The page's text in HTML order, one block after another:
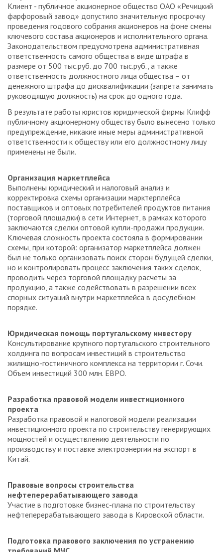
Клиент - публичное акционерное общество ОАО «Речицкий
фарфоровый завод» допустило значительную просрочку
проведения годового собрания акционеров на фоне смены
ключевого состава акционеров и исполнительного органа.
Законодательством предусмотрена административная
ответственность самого общества в виде штрафа в
размере от 500 тыс.руб. до 700 тыс.руб., а также
ответственность должностного лица общества – от
денежного штрафа до дисквалификации (запрета занимать
руководящую должность) на срок до одного года.
В результате работы юристов юридической фирмы Клифф
публичному акционерному обществу было вынесено только
предупреждение, никакие иные меры административной
ответственности к обществу или его должностному лицу
применены не были.
Организация маркетплейса
Выполнены юридический и налоговый анализ и
корректировка схемы организации марктерплейса
поставщиков и оптовых потребителей продуктов питания
(торговой площадки) в сети Интернет, в рамках которого
заключаются сделки оптовой купли-продажи продукции.
Ключевая сложность проекта состояла в формировании
схемы, при которой: организатор маркетплейса должен
был не только организовать поиск сторон будущей сделки,
но и контролировать процесс заключения таких сделок,
проводить через торговой площадку расчеты за
продукцию, а также содействовать в разрешении всех
спорных ситуаций внутри маркетплейса в досудебном
порядке.
Юридическая помощь португальскому инвестору
Консультирование крупного португальского строительного
холдинга по вопросам инвестиций в строительство
жилищно-гостиничного комплекса на территории г. Сочи.
Объем инвестиций 300 млн. ЕВРО.
Разработка правовой модели инвестиционного
проекта
Разработка правовой и налоговой модели реализации
инвестиционного проекта по строительству генерирующих
мощностей и осуществлению деятельности по
производству и поставке электроэнергии на экспорт в
Китай.
Правовые вопросы строительства
нефтеперерабатывающего завода
Участие в подготовке бизнес-плана по строительству
нефтеперерабатывающего завода в Кировской области.
Подготовка правового заключения по устранению